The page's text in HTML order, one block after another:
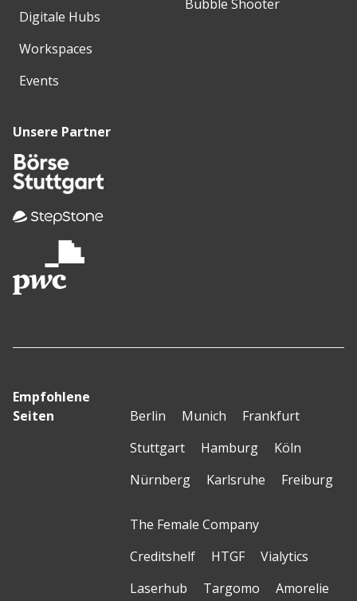
Digitale Hubs
Workspaces
Events
Bubble Shooter
Unsere Partner
Empfohlene
Seiten
Berlin Munich
Frankfurt
Stuttgart
Hamburg
Köln
Nürnberg
Karlsruhe Freiburg
The Female Company
Creditshelf
HTGF
Vialytics
Laserhub
Targomo Amorelie